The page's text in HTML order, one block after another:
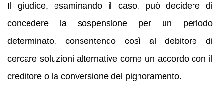
Il giudice, esaminando il caso, può decidere di
concedere la sospensione per un periodo
determinato, consentendo così al debitore di
cercare soluzioni alternative come un accordo con il
creditore o la conversione del pignoramento.